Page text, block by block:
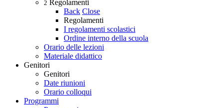
2 Regolamenti
Back Close
Regolamenti
I regolamenti scolastici
Ordine interno della scuola
Orario delle lezioni
Materiale didattico
Genitori
Genitori
Date riunioni
Orario colloqui
Programmi